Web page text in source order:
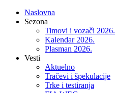
Naslovna
Sezona
Timovi i vozači 2026.
Kalendar 2026.
Plasman 2026.
Vesti
Aktuelno
Tračevi i špekulacije
Trke i testiranja